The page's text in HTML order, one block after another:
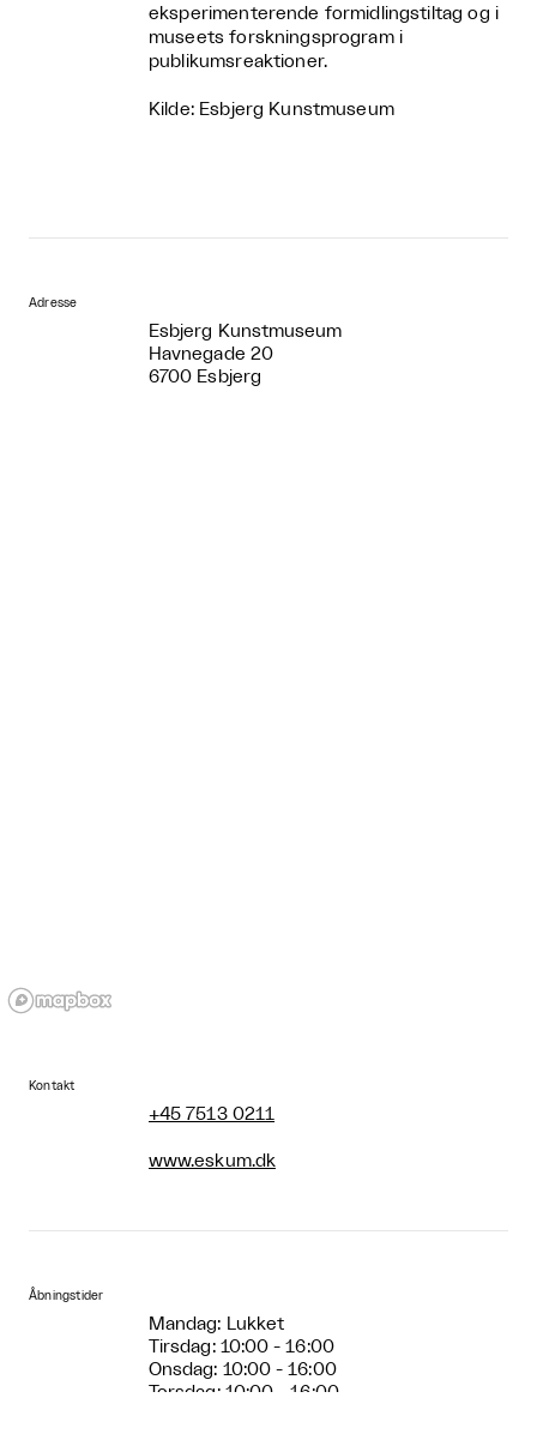
eksperimenterende formidlingstiltag og i
museets forskningsprogram i
publikumsreaktioner.
Kilde: Esbjerg Kunstmuseum
Adresse
Esbjerg Kunstmuseum
Havnegade 20
6700 Esbjerg
Kontakt
+45 7513 0211
www.eskum.dk
Åbningstider
Mandag: Lukket
Tirsdag: 10:00 - 16:00
Onsdag: 10:00 - 16:00
Torsdag: 10:00 - 16:00